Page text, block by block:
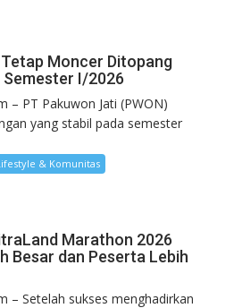
Moncer Ditopang
I/2026
– PT Pakuwon Jati (PWON)
yang stabil pada semester
& Komunitas
Marathon 2026
Besar dan Peserta Lebih
– Setelah sukses menghadirkan